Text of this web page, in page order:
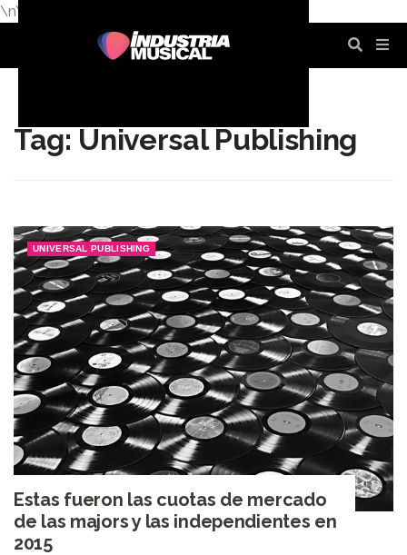
\n\n
Tag: Universal Publishing
UNIVERSAL PUBLISHING
Estas fueron las cuotas de mercado
de las majors y las independientes en
2015